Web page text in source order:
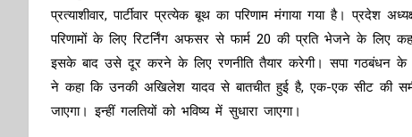
प्रत्याशीवार, पार्टीवार प्रत्येक बूथ का परिणाम मंगाया गया है। प्रदेश
परिणामों के लिए रिटर्निंग अफसर से फार्म 20 की प्रति भेजने के लिए
इसके बाद उसे दूर करने के लिए रणनीति तैयार करेगी। सपा गठबंधन के
ने कहा कि उनकी अखिलेश यादव से बातचीत हुई है, एक-एक सीट की
जाएगा। इन्हीं गलतियों को भविष्य में सुधारा जाएगा।